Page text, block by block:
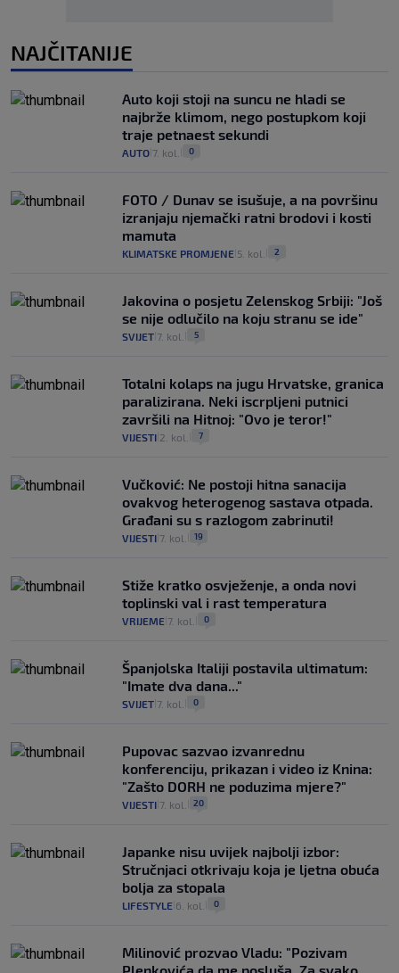
NAJČITANIJE
Auto koji stoji na suncu ne hladi se
najbrže klimom, nego postupkom koji
traje petnaest sekundi
AUTO 7. kol. 0
FOTO / Dunav se isušuje, a na površinu
izranjaju njemački ratni brodovi i kosti
mamuta
KLIMATSKE PROMJENE 5. kol. 2
Jakovina o posjetu Zelenskog Srbiji: "Još
se nije odlučilo na koju stranu se ide"
SVIJET 7. kol. 5
Totalni kolaps na jugu Hrvatske, granica
paralizirana. Neki iscrpljeni putnici
završili na Hitnoj: "Ovo je teror!"
VIJESTI 2. kol. 7
Vučković: Ne postoji hitna sanacija
ovakvog heterogenog sastava otpada.
Građani su s razlogom zabrinuti!
VIJESTI 7. kol. 19
Stiže kratko osvježenje, a onda novi
toplinski val i rast temperatura
VRIJEME 7. kol. 0
Španjolska Italiji postavila ultimatum:
"Imate dva dana..."
SVIJET 7. kol. 0
Pupovac sazvao izvanrednu
konferenciju, prikazan i video iz Knina:
"Zašto DORH ne poduzima mjere?"
VIJESTI 7. kol. 20
Japanke nisu uvijek najbolji izbor:
Stručnjaci otkrivaju koja je ljetna obuća
bolja za stopala
LIFESTYLE 6. kol. 0
Milinović prozvao Vladu: "Pozivam